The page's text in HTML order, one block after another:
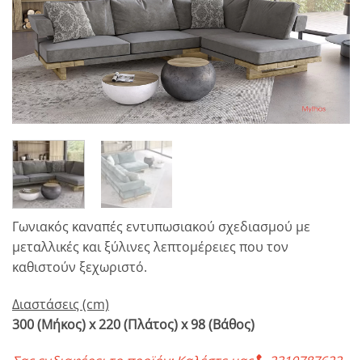
Γωνιακός καναπές εντυπωσιακού σχεδιασμού με
μεταλλικές και ξύλινες λεπτομέρειες που τον
καθιστούν ξεχωριστό.
Διαστάσεις (cm)
300 (Μήκος) x 220 (Πλάτος) x 98 (Βάθος)